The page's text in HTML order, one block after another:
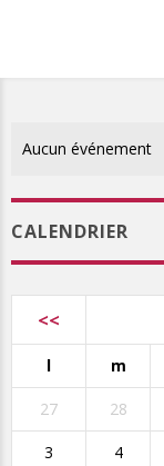
Aucun événement
CALENDRIER
<<
l m
27 28
3 4